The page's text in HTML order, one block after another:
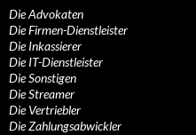
Die Advokaten
Die Firmen-Dienstleister
Die Inkassierer
Die IT-Dienstleister
Die Sonstigen
Die Streamer
Die Vertriebler
Die Zahlungsabwickler